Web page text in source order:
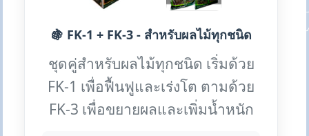
🍇 FK-1 + FK-3 - สำหรับผลไม้ทุกชนิด
ชุดคู่สำหรับผลไม้ทุกชนิด เริ่มด้วย
FK-1 เพื่อฟื้นฟูและเร่งโต ตามด้วย
FK-3 เพื่อขยายผลและเพิ่มน้ำหนัก